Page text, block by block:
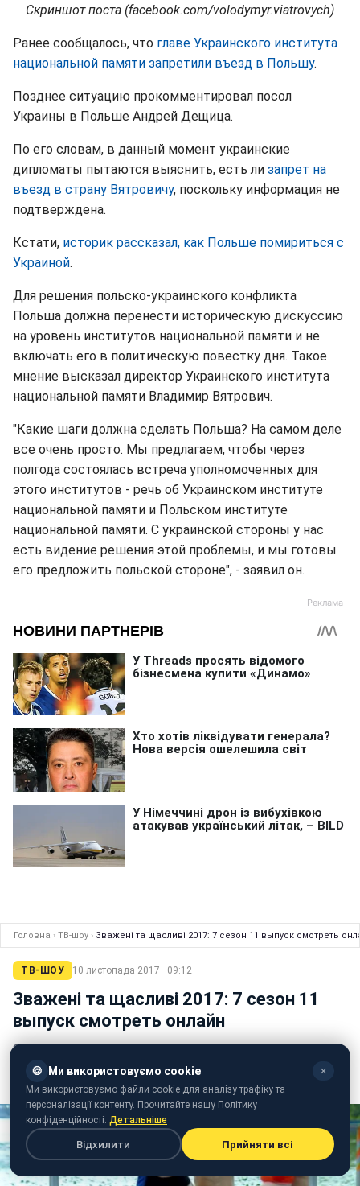
Скриншот поста (facebook.com/volodymyr.viatrovych)
Ранее сообщалось, что главе Украинского института
национальной памяти запретили въезд в Польшу.
Позднее ситуацию прокомментировал посол
Украины в Польше Андрей Дещица.
По его словам, в данный момент украинские
дипломаты пытаются выяснить, есть ли запрет на
въезд в страну Вятровичу, поскольку информация не
подтверждена.
Кстати, историк рассказал, как Польше помириться с
Украиной.
Для решения польско-украинского конфликта
Польша должна перенести историческую дискуссию
на уровень институтов национальной памяти и не
включать его в политическую повестку дня. Такое
мнение высказал директор Украинского института
национальной памяти Владимир Вятрович.
"Какие шаги должна сделать Польша? На самом деле
все очень просто. Мы предлагаем, чтобы через
полгода состоялась встреча уполномоченных для
этого институтов - речь об Украинском институте
национальной памяти и Польском институте
национальной памяти. С украинской стороны у нас
есть видение решения этой проблемы, и мы готовы
его предложить польской стороне", - заявил он.
Головна › ТВ-шоу › Зважені та щасливі 2017: 7 сезон 11 выпуск смотреть
ТВ-ШОУ 10 листопада 2017 · 09:12
Зважені та щасливі 2017: 7 сезон 11
выпуск смотреть онлайн
Зважені та щасливі 2017: 7 сезон 11 выпуск можно
смотреть онлайн на Styler. Новый эпизод шоу вышел
в четверг, 9 ноября, на канале СТБ.
🍪 Ми використовуємо cookie ✕
Ми використовуємо файли cookie для аналізу трафіку та
персоналізації контенту. Прочитайте нашу Політику
конфіденційності. Детальніше
Відхилити Прийняти всі